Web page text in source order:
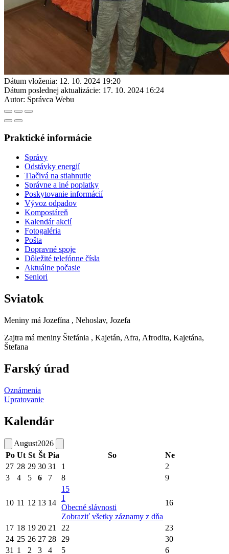
Dátum vloženia: 12. 10. 2024 19:20
Dátum poslednej aktualizácie: 17. 10. 2024 16:24
Autor: Správca Webu
Praktické informácie
Správy
Odstávky energií
Tlačivá na stiahnutie
Správne a iné poplatky
Poskytovanie informácií
Vývoz odpadov
Kompostáreň
Kalendár akcií
Fotogaléria
Pošta
Dopravné spoje
Dôležité telefónne čísla
Aktuálne počasie
Seniori
Sviatok
Meniny má Jozefína , Nehoslav, Jozefa
Zajtra má meniny Štefánia , Kajetán, Afra, Afrodita, Kajetána,
Štefana
Farský úrad
Oznámenia
Upratovanie
Kalendár
August2026
Po Ut St Št Pia So
Ne
27 28 29 30 31 1
2
3
4 5 6 7 8 9
10 11 12 13 14
15
1
Obecné slávnosti
Zobraziť všetky záznamy z dňa
16
17 18 19 20 21 22
23
24 25 26 27 28 29
30
31 1 2 3 4 5 6